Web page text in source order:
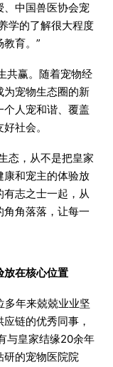
、中国兽医协会宠
学的了解很大程度
育。”
共赢。随着宠物经
为宠物生态圈的新
人宠和谐、覆盖
社会。
态，从不是把皇家
康和宠主的体验放
志之士一起，从
角落落，让每一
放在核心位置
多年来兢兢业业坚
链的优秀同事，
与皇家结缘20余年
研的宠物医院院